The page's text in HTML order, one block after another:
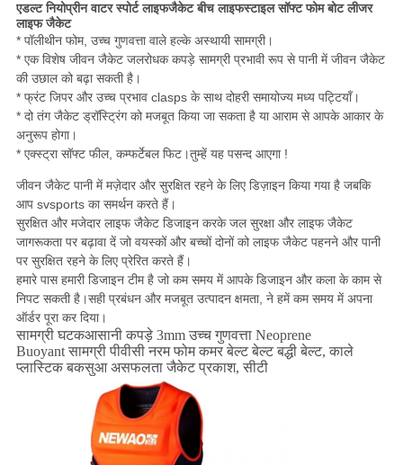
एडल्ट नियोप्रीन वाटर स्पोर्ट लाइफजैकेट बीच लाइफस्टाइल सॉफ्ट फोम बोट लीजर
लाइफ जैकेट
* पॉलीथीन फोम, उच्च गुणवत्ता वाले हल्के अस्थायी सामग्री।
* एक विशेष जीवन जैकेट जलरोधक कपड़े सामग्री प्रभावी रूप से पानी में जीवन जैकेट
की उछाल को बढ़ा सकती है।
* फ्रंट जिपर और उच्च प्रभाव clasps के साथ दोहरी समायोज्य मध्य पट्टियाँ।
* दो तंग जैकेट ड्रॉस्ट्रिंग को मजबूत किया जा सकता है या आराम से आपके आकार के
अनुरूप होगा।
* एक्स्ट्रा सॉफ्ट फील, कम्फर्टेबल फिट।तुम्हें यह पसन्द आएगा !
जीवन जैकेट पानी में मज़ेदार और सुरक्षित रहने के लिए डिज़ाइन किया गया है जबकि
आप svsports का समर्थन करते हैं।
सुरक्षित और मजेदार लाइफ जैकेट डिजाइन करके जल सुरक्षा और लाइफ जैकेट
जागरूकता पर बढ़ावा दें जो वयस्कों और बच्चों दोनों को लाइफ जैकेट पहनने और पानी
पर सुरक्षित रहने के लिए प्रेरित करते हैं।
हमारे पास हमारी डिजाइन टीम है जो कम समय में आपके डिजाइन और कला के काम से
निपट सकती है।सही प्रबंधन और मजबूत उत्पादन क्षमता, ने हमें कम समय में अपना
ऑर्डर पूरा कर दिया।
सामग्री घटकआसानी कपड़े 3mm उच्च गुणवत्ता Neoprene
Buoyant सामग्री पीवीसी नरम फोम कमर बेल्ट बेल्ट बद्धी बेल्ट, काले
प्लास्टिक बकसुआ असफलता जैकेट प्रकाश, सीटी